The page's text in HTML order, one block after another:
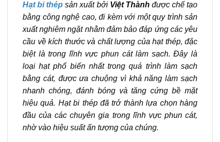
Hạt bi thép sản xuất bởi Việt Thành được chế tạo
bằng công nghệ cao, đi kèm với một quy trình sản
xuất nghiêm ngặt nhằm đảm bảo đáp ứng các yêu
cầu về kích thước và chất lượng của hạt thép, đặc
biệt là trong lĩnh vực phun cát làm sạch. Đây là
loại hạt phổ biến nhất trong quá trình làm sạch
bằng cát, được ưa chuộng vì khả năng làm sạch
nhanh chóng, đánh bóng và tăng cứng bề mặt
hiệu quả. Hạt bi thép đã trở thành lựa chọn hàng
đầu của các chuyên gia trong lĩnh vực phun cát,
nhờ vào hiệu suất ấn tượng của chúng.